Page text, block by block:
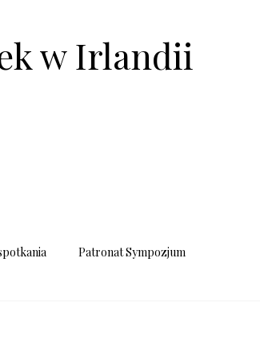
w Irlandii
Patronat Sympozjum